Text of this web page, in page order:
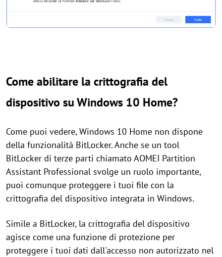
Come abilitare la crittografia del
dispositivo su Windows 10 Home?
Come puoi vedere, Windows 10 Home non dispone
della funzionalità BitLocker. Anche se un tool
BitLocker di terze parti chiamato AOMEI Partition
Assistant Professional svolge un ruolo importante,
puoi comunque proteggere i tuoi file con la
crittografia del dispositivo integrata in Windows.
Simile a BitLocker, la crittografia del dispositivo
agisce come una funzione di protezione per
proteggere i tuoi dati dall'accesso non autorizzato nel